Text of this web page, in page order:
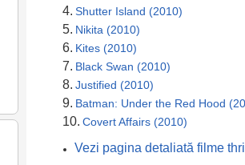
4. Shutter Island (2010)
5. Nikita (2010)
6. Kites (2010)
7. Black Swan (2010)
8. Justified (2010)
9. Batman: Under the Red Hood
10. Covert Affairs (2010)
Vezi pagina detaliată filme